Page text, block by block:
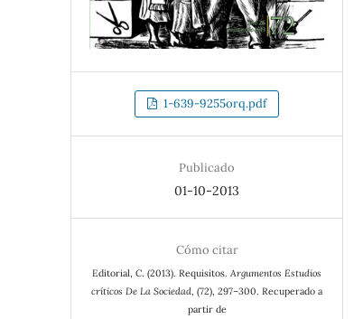
1-639-9255orq.pdf
Publicado
01-10-2013
Cómo citar
Editorial, C. (2013). Requisitos. Argumentos Estudios
críticos De La Sociedad, (72), 297–300. Recuperado a
partir de